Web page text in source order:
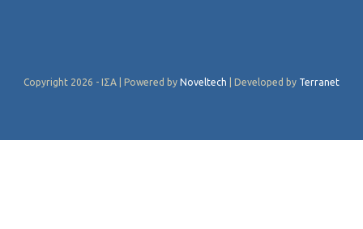
Copyright 2026 - ΙΣΑ | Powered by Noveltech | Developed by Terranet